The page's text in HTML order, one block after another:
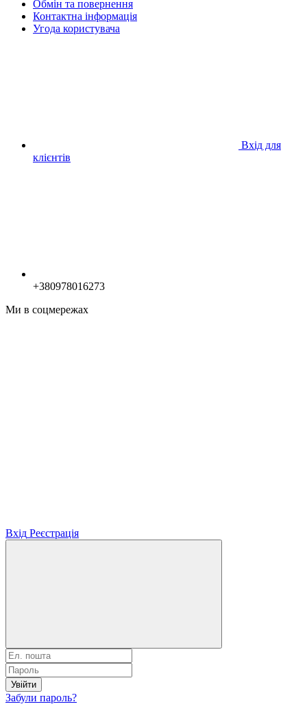
Обмін та повернення
Контактна інформація
Угода користувача
Вхід для
клієнтів
+380978016273
Ми в соцмережах
Вхід Реєстрація
Увійти
Забули пароль?